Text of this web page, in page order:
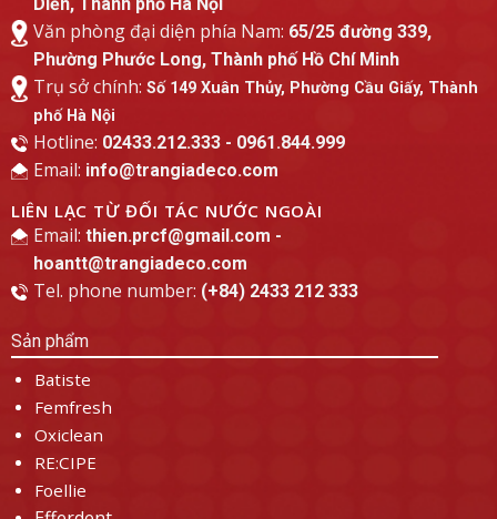
Văn phòng đại diện phía Nam: 65/25 đường 339,
Phường Phước Long, Thành phố Hồ Chí Minh
Trụ sở chính: Số 149 Xuân Thủy, Phường Cầu Giấy, Thành
phố Hà Nội
Hotline: 02433.212.333 - 0961.844.999
Email: info@trangiadeco.com
LIÊN LẠC TỪ ĐỐI TÁC NƯỚC NGOÀI
Email: thien.prcf@gmail.com -
hoantt@trangiadeco.com
Tel. phone number: (+84) 2433 212 333
Sản phẩm
Batiste
Femfresh
Oxiclean
RE:CIPE
Foellie